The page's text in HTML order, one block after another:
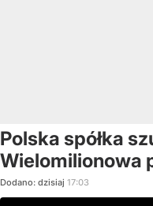
Polska spółka
Wielomilionowa
Dodano: dzisiaj 17:03